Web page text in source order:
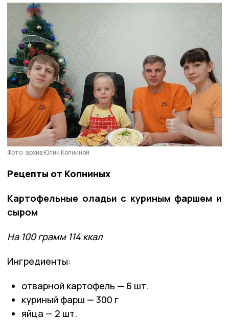
Фото: архив Юлии Копниной
Рецепты от Копниных
Картофельные оладьи с куриным фаршем и
сыром
На 100 грамм 114 ккал
Ингредиенты:
отварной картофель — 6 шт.
куриный фарш — 300 г
яйца — 2 шт.